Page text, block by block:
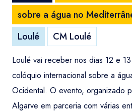
sobre a água no
Loulé
CM Loulé
Loulé vai receber nos dias 12 e
colóquio internacional sobre a
Ocidental. O evento, organizado
Algarve em parceria com várias